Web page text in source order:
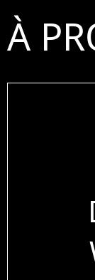
À